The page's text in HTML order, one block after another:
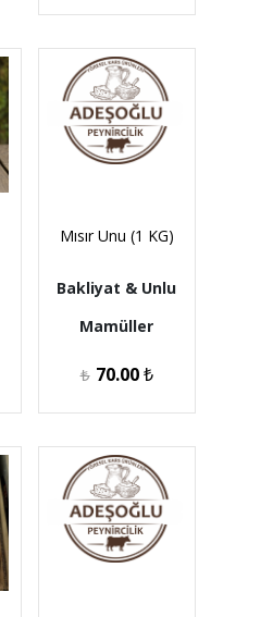
Mısır Unu (1 KG)
Bakliyat & Unlu
Mamüller
₺ 70.00₺